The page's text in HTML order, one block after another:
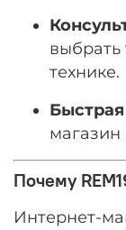
технике.
магазин
Почему
Интернет-